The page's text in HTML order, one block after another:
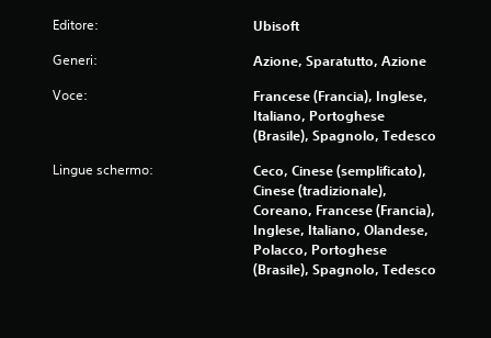
Editore: Ubisoft
Generi: Azione, Sparatutto, Azione
Voce:
Francese (Francia), Inglese,
Italiano, Portoghese
(Brasile), Spagnolo, Tedesco
Lingue schermo:
Ceco, Cinese (semplificato),
Cinese (tradizionale),
Coreano, Francese (Francia),
Inglese, Italiano, Olandese,
Polacco, Portoghese
(Brasile), Spagnolo, Tedesco